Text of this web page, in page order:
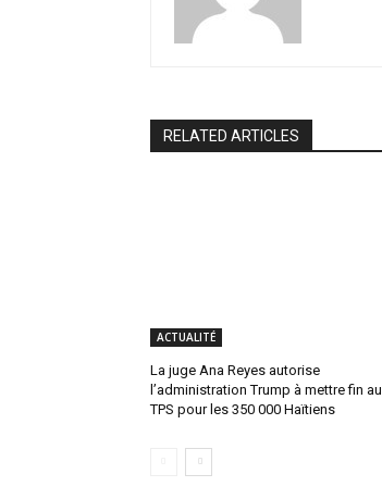
RELATED ARTICLES
ACTUALITÉ
La juge Ana Reyes autorise
l’administration Trump à mettre fin au
TPS pour les 350 000 Haïtiens